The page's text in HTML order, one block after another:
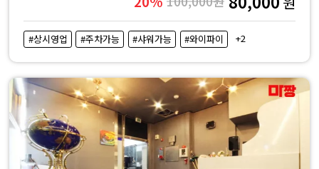
#상시영업 #주차가능 #샤워가능 #와이파이 +2